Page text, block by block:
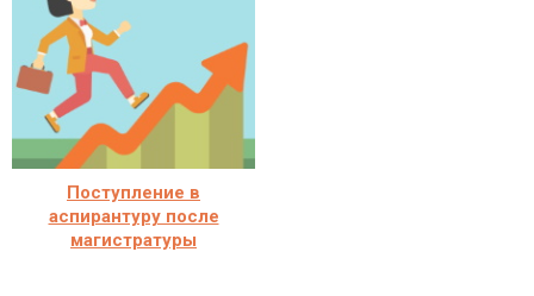
Поступление в
аспирантуру после
магистратуры